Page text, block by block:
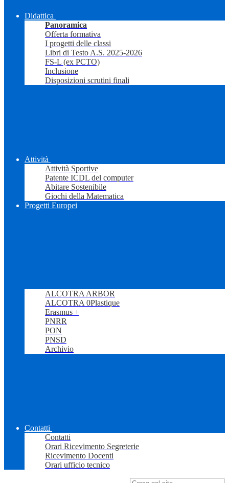
Didattica
Panoramica
Offerta formativa
I progetti delle classi
Libri di Testo A.S. 2025-2026
FS-L (ex PCTO)
Inclusione
Disposizioni scrutini finali
Attività
Attività Sportive
Patente ICDL del computer
Abitare Sostenibile
Giochi della Matematica
Progetti Europei
ALCOTRA ARBOR
ALCOTRA 0Plastique
Erasmus +
PNRR
PON
PNSD
Archivio
Contatti
Contatti
Orari Ricevimento Segreterie
Ricevimento Docenti
Orari ufficio tecnico